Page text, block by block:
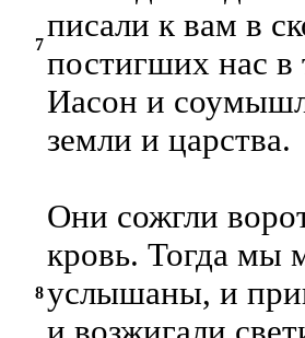
7
писали к вам в
постигших нас в
Иасон и
земли и царства.
8
Они сожгли
кровь. Тогда мы
услышаны, и